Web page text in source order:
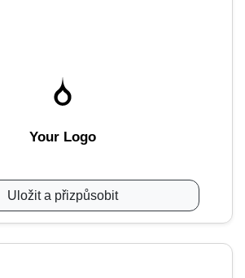
Your Logo
Uložit a přizpůsobit